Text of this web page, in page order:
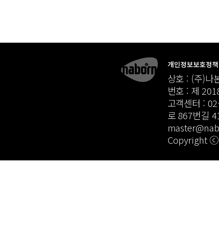
개인정보보호정책
상호 : (주)나
번호 : 제
고객센터 :
로 867번길
Copyright